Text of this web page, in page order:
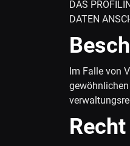
DAS
DATEN
Im Falle von